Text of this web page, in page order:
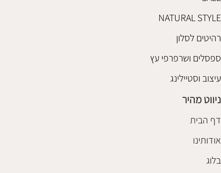
NATURAL STYLE
רהיטים לסלון
ספסלים ושרפרפי עץ
עיצוב וסטיילינג
ניווט מהיר
דף הבית
אודותינו
בלוג